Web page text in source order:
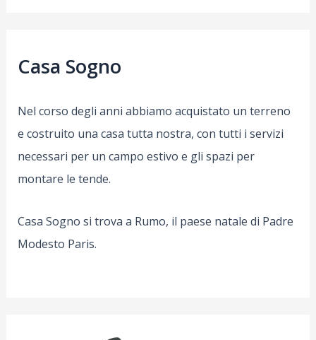
Casa Sogno
Nel corso degli anni abbiamo acquistato un terreno
e costruito una casa tutta nostra, con tutti i servizi
necessari per un campo estivo e gli spazi per
montare le tende.
Casa Sogno si trova a Rumo, il paese natale di Padre
Modesto Paris.